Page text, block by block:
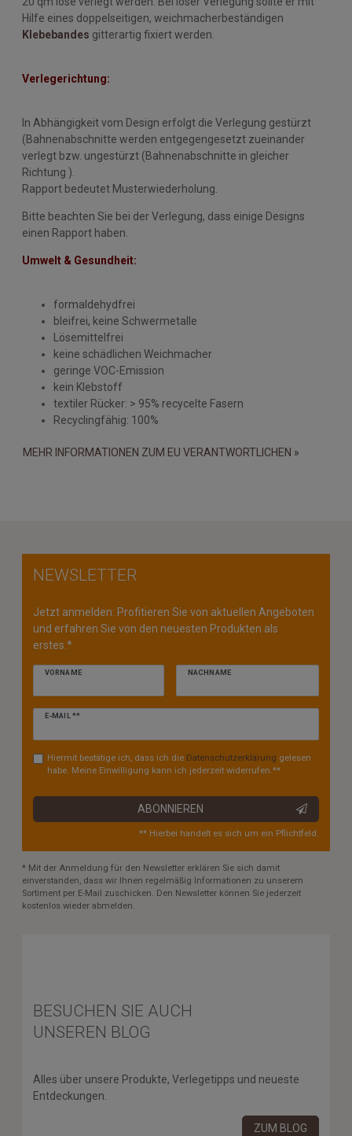
Hilfe eines doppelseitigen, weichmacherbeständigen
Klebebandes gitterartig fixiert werden.
Verlegerichtung:
In Abhängigkeit vom Design erfolgt die Verlegung gestürzt
(Bahnenabschnitte werden entgegengesetzt zueinander
verlegt bzw. ungestürzt (Bahnenabschnitte in gleicher
Richtung ).
Rapport bedeutet Musterwiederholung.
Bitte beachten Sie bei der Verlegung, dass einige Designs
einen Rapport haben.
Umwelt & Gesundheit:
formaldehydfrei
bleifrei, keine Schwermetalle
Lösemittelfrei
keine schädlichen Weichmacher
geringe VOC-Emission
kein Klebstoff
textiler Rücker: > 95% recycelte Fasern
Recyclingfähig: 100%
MEHR INFORMATIONEN ZUM EU VERANTWORTLICHEN »
NEWSLETTER
Jetzt anmelden: Profitieren Sie von aktuellen Angeboten
und erfahren Sie von den neuesten Produkten als
erstes.*
VORNAME NACHNAME
E-MAIL **
Newsletter
Hiermit bestätige ich, dass ich die Daten­schutz­erklärung gelesen
habe. Meine Einwilligung kann ich jederzeit widerrufen.**
ABONNIEREN
** Hierbei handelt es sich um ein Pflichtfeld.
* Mit der Anmeldung für den Newsletter erklären Sie sich damit
einverstanden, dass wir Ihnen regelmäßig Informationen zu unserem
Sortiment per E-Mail zuschicken. Den Newsletter können Sie jederzeit
kostenlos wieder abmelden.
BESUCHEN SIE AUCH
UNSEREN BLOG
Alles über unsere Produkte, Verlegetipps und neueste
Entdeckungen.
ZUM BLOG